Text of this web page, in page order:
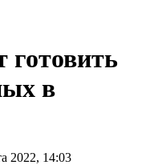
готовить
в
2022, 14:03